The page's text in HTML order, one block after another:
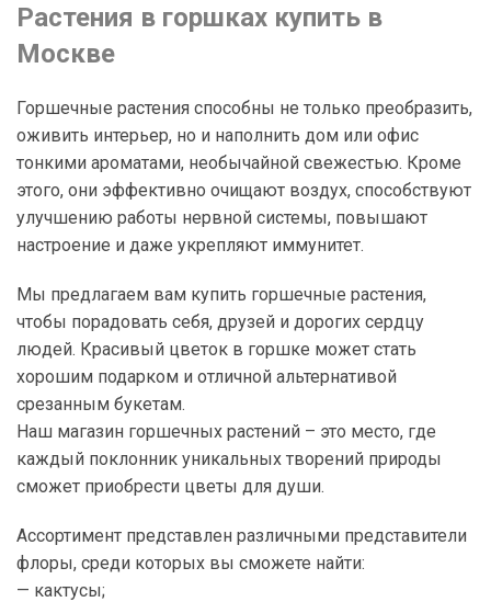
Растения в горшках купить в
Москве
Горшечные растения способны не только преобразить,
оживить интерьер, но и наполнить дом или офис
тонкими ароматами, необычайной свежестью. Кроме
этого, они эффективно очищают воздух, способствуют
улучшению работы нервной системы, повышают
настроение и даже укрепляют иммунитет.
Мы предлагаем вам купить горшечные растения,
чтобы порадовать себя, друзей и дорогих сердцу
людей. Красивый цветок в горшке может стать
хорошим подарком и отличной альтернативой
срезанным букетам.
Наш магазин горшечных растений – это место, где
каждый поклонник уникальных творений природы
сможет приобрести цветы для души.
Ассортимент представлен различными представители
флоры, среди которых вы сможете найти:
— кактусы;